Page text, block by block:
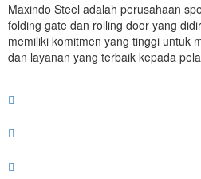
Maxindo Steel adalah perusahaan
folding gate dan rolling door yang
memiliki komitmen yang tinggi untuk
dan layanan yang terbaik kepada